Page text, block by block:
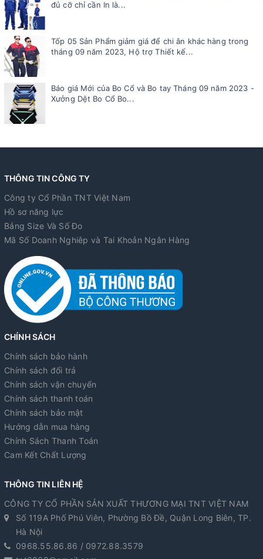
đủ cỡ chỉ cần In là...
Tốp 05 Sản Phẩm giảm giá để chi ân khác hàng trong
tháng 09 năm 2023, Hộ trợ Thiết kế...
Báo giá Mới của Bo Cổ và Bo tay Tháng 09 năm 2023 -
Xưởng Dệt Bo Cổ Bo...
THÔNG TIN CÔNG TY
Công ty Cổ Phần TNT Việt Nam
Hồ sơ năng lực
Bảng Size Và Số Đo
Mã Số Doanh Nghiêp và Tai Khoản Ngân Hàng
CHÍNH SÁCH
Chính sách bảo hành
Chính sách đổi trả
Chính sách vận chuyển
Chính sách thanh toán
Chính sách bảo mật
Hướng dẫn mua hàng
Chính Sách Thanh Toán
Cam Kết Chất Lượng
THÔNG TIN LIÊN HỆ
CÔNG TY CỔ PHẦN SẢN XUẤT THƯƠNG MẠI TNT VIỆT NAM
Số 119A Phố Phú Viên, Phường Bồ Đề, Quận Long Biên, TP.
Hà Nội
0968.55.86.86 / 0972.88.3579